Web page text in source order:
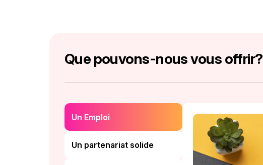
Que pouvons-nous vous offrir?
Un Emploi
Un partenariat solide